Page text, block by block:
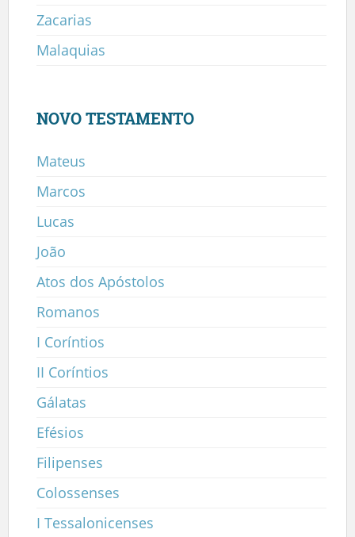
Zacarias
Malaquias
NOVO TESTAMENTO
Mateus
Marcos
Lucas
João
Atos dos Apóstolos
Romanos
I Coríntios
II Coríntios
Gálatas
Efésios
Filipenses
Colossenses
I Tessalonicenses